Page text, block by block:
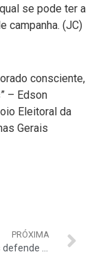
se pode ter a
campanha. (JC)
consciente,
– Edson
Eleitoral da
Gerais
PRÓXIMA
Sindilegis defende os técnicos e auxiliares do TCU em relação à URV.